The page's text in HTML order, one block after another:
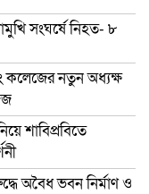
সংঘর্ষে নিহত- ৮
কলেজের নতুন অধ্যক্ষ
শাবিপ্রবিতে
অবৈধ ভবন নির্মাণ ও